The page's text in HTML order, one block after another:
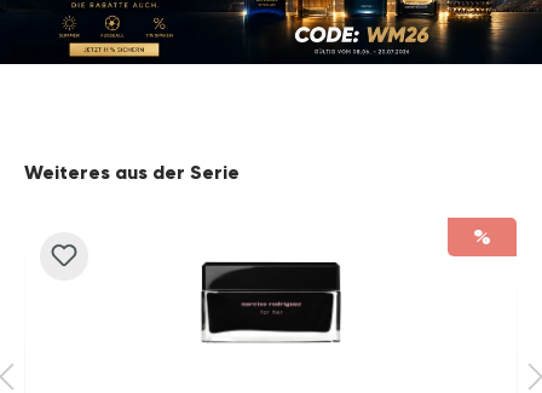
Produktgalerie überspringen
Weiteres aus der Serie
%